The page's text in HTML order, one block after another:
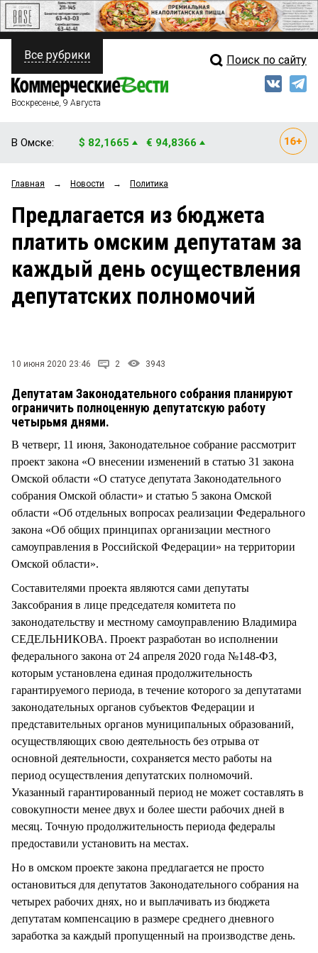
ПОЛИТИКА
ФИНАНСЫ
ОБЩЕСТВО
ЗАКОН
Свежий выпуск
Рейтинги
Блоги
Архив
Все рубрики Поиск по сайту
Воскресенье, 9 Августа
В Омске: $ 82,1665 € 94,8366
Главная → Новости → Политика
Предлагается из бюджета
платить омским депутатам за
каждый день осуществления
депутатских полномочий
10 июня 2020 23:46 2 3943
Депутатам Законодательного собрания планируют
ограничить полноценную депутатскую работу
четырьмя днями.
В четверг, 11 июня, Законодательное собрание рассмотрит
проект закона «О внесении изменений в статью 31 закона
Омской области «О статусе депутата Законодательного
собрания Омской области» и статью 5 закона Омской
области «Об отдельных вопросах реализации Федерального
закона «Об общих принципах организации местного
самоуправления в Российской Федерации» на территории
Омской области».
Составителями проекта являются сами депутаты
Заксобрания в лице председателя комитета по
законодательству и местному самоуправлению Владимира
СЕДЕЛЬНИКОВА. Проект разработан во исполнении
федерального закона от 24 апреля 2020 года №148-ФЗ,
которым установлена единая продолжительность
гарантируемого периода, в течение которого за депутатами
законодательных органов субъектов Федерации и
представительных органов муниципальных образований,
осуществляющих свою деятельность без отрыва от
основной деятельности, сохраняется место работы на
период осуществления депутатских полномочий.
Указанный гарантированный период не может составлять в
совокупности менее двух и более шести рабочих дней в
месяц. Точную продолжительность периода федералы
предоставили установить на местах.
Но в омском проекте закона предлагается не просто
остановиться для депутатов Законодательного собрания на
четырех рабочих днях, но и выплачивать из бюджета
депутатам компенсацию в размере среднего дневного
заработка за каждый пропущенный на производстве день.